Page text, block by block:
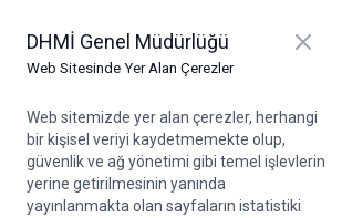
DHMİ Genel Müdürlüğü
Web Sitesinde Yer Alan Çerezler
Close
Web sitemizde yer alan çerezler, herhangi
bir kişisel veriyi kaydetmemekte olup,
güvenlik ve ağ yönetimi gibi temel işlevlerin
yerine getirilmesinin yanında
yayınlanmakta olan sayfaların istatistiki
Devlet Hava Meydanları İşletmesi
Müdürlüğü
Proje Detayı
Kayıt Bulunmadı.